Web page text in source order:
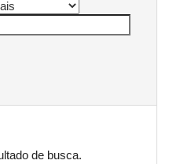
de busca.